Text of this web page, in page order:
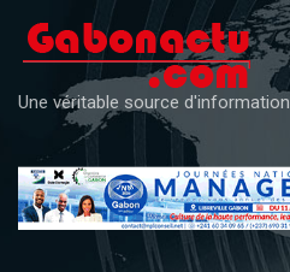
content
Une véritable source d'information